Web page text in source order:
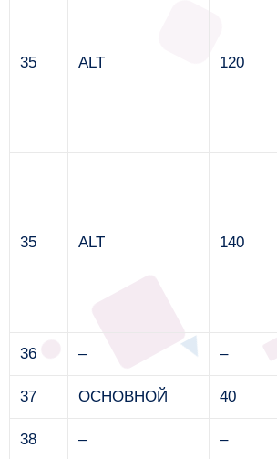
35 ALT 120
35 ALT 140
36 – –
37 ОСНОВНОЙ 40
38 – –